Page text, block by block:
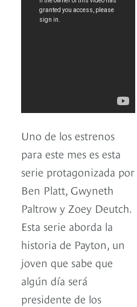
Uno de los estrenos
para este mes es esta
serie protagonizada por
Ben Platt, Gwyneth
Paltrow y Zoey Deutch.
Esta serie aborda la
historia de Payton, un
joven que sabe que
algún día será
presidente de los